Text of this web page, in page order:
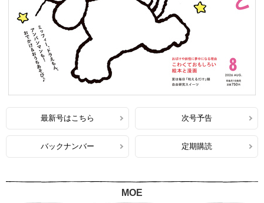
最新号はこちら 次号予告
バックナンバー 定期購読
MOE